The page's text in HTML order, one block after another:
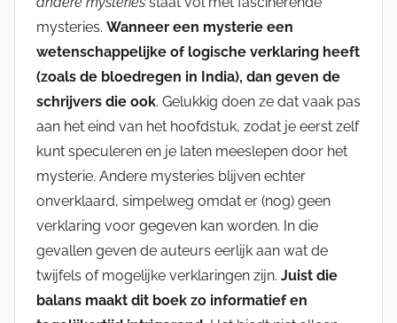
mysteries. Wanneer een mysterie een
wetenschappelijke of logische verklaring heeft
(zoals de bloedregen in India), dan geven de
schrijvers die ook. Gelukkig doen ze dat vaak pas
aan het eind van het hoofdstuk, zodat je eerst zelf
kunt speculeren en je laten meeslepen door het
mysterie. Andere mysteries blijven echter
onverklaard, simpelweg omdat er (nog) geen
verklaring voor gegeven kan worden. In die
gevallen geven de auteurs eerlijk aan wat de
twijfels of mogelijke verklaringen zijn. Juist die
balans maakt dit boek zo informatief en